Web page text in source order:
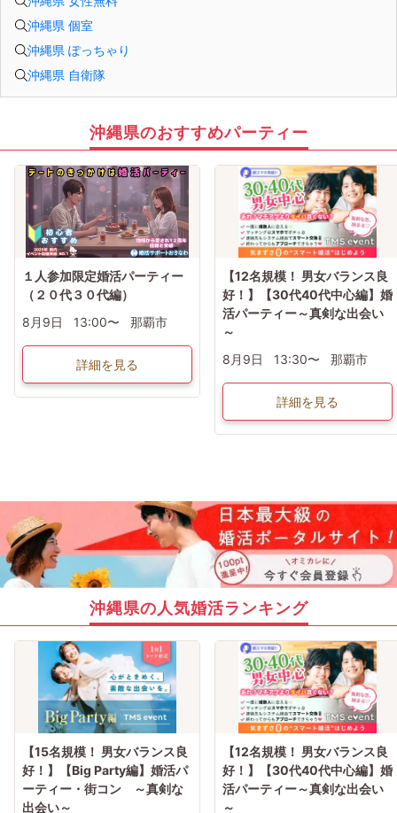
沖縄県 個室
沖縄県 ぽっちゃり
沖縄県 自衛隊
沖縄県のおすすめパーティー
１人参加限定婚活パーティー
（２０代３０代編）
8月9日
13:00〜 那覇市
詳細を見る
【12名規模！ 男女バランス良
好！】【30代40代中心編】婚
活パーティー～真剣な出会い
～
8月9日
13:30〜 那覇市
詳細を見る
沖縄県の人気婚活ランキング
【15名規模！ 男女バランス良
好！】【Big Party編】婚活パ
ーティー・街コン ～真剣な
出会い～
【12名規模！ 男女バランス良
好！】【30代40代中心編】婚
活パーティー～真剣な出会い
～